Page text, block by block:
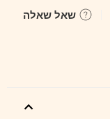
שאל שאלה